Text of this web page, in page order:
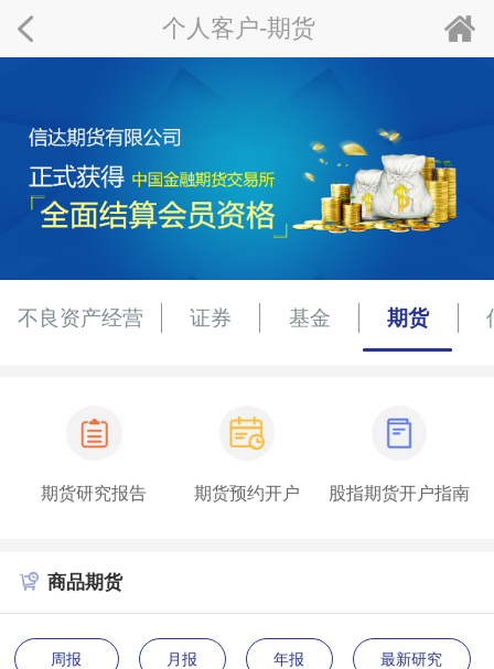
个人客户-期货
不良资产经营 证券 基金 期货
期货研究报告 期货预约开户 股指期货开户指南
商品期货
周报 月报 年报 最新研究